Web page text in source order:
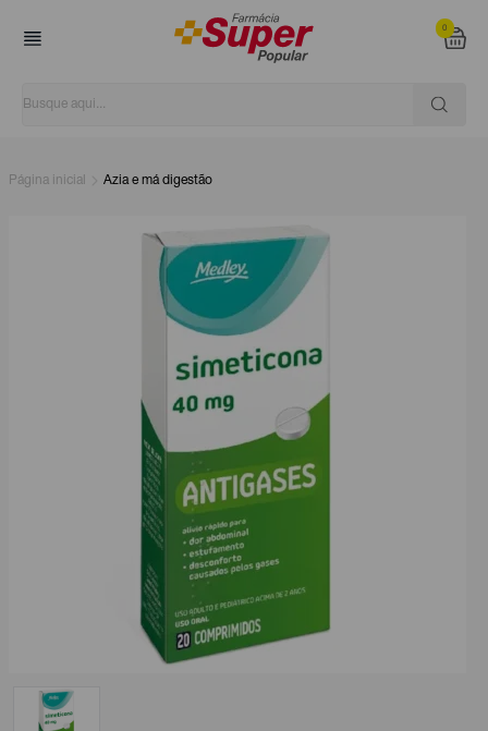
0
Página inicial Azia e má digestão